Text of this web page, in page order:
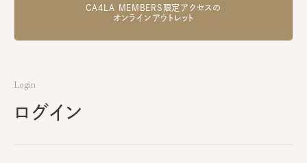
CA4LA MEMBERS限定アクセスの
オンラインアウトレット
Login
ログイン